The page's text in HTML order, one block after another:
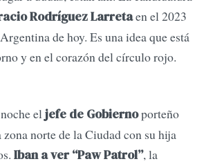
Rodríguez Larretaen el 2023
de hoy. Es una idea que está
y en el corazón del círculo rojo.
eljefe de Gobiernoporteño
norte de la Ciudad con su hija
Iban a ver “Paw Patrol”, la